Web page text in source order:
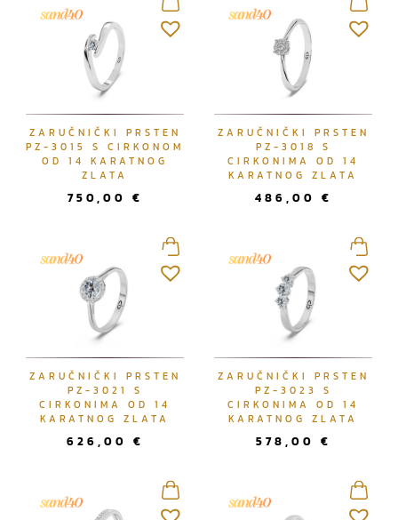
ZARUČNIČKI PRSTEN
PZ-3015 S CIRKONOM
OD 14 KARATNOG
ZLATA
750,00 €
ZARUČNIČKI PRSTEN
PZ-3018 S
CIRKONIMA OD 14
KARATNOG ZLATA
486,00 €
ZARUČNIČKI PRSTEN
PZ-3021 S
CIRKONIMA OD 14
KARATNOG ZLATA
626,00 €
ZARUČNIČKI PRSTEN
PZ-3023 S
CIRKONIMA OD 14
KARATNOG ZLATA
578,00 €